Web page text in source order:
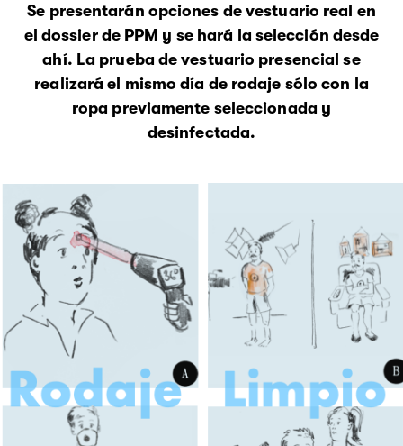
Se presentarán opciones devestuario real en
el dossier de PPM y se hará la selección desde
ahí. La prueba de vestuario presencial se
realizará el mismo día de rodaje sólo con la
ropa previamente seleccionada y
desinfectada.